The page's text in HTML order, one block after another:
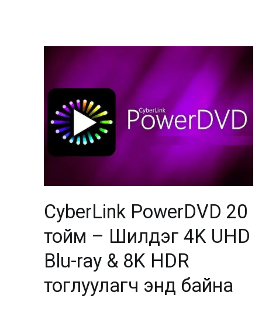
CyberLink PowerDVD 20
тойм – Шилдэг 4K UHD
Blu-ray & 8K HDR
тоглуулагч энд байна